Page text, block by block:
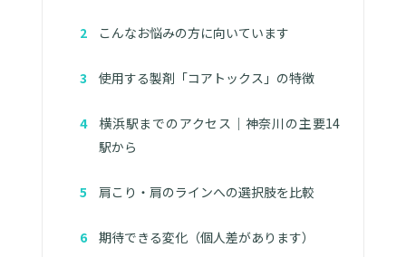
こんなお悩みの方に向いています
使用する製剤「コアトックス」の特徴
横浜駅までのアクセス｜神奈川の主要14
駅から
肩こり・肩のラインへの選択肢を比較
期待できる変化（個人差があります）